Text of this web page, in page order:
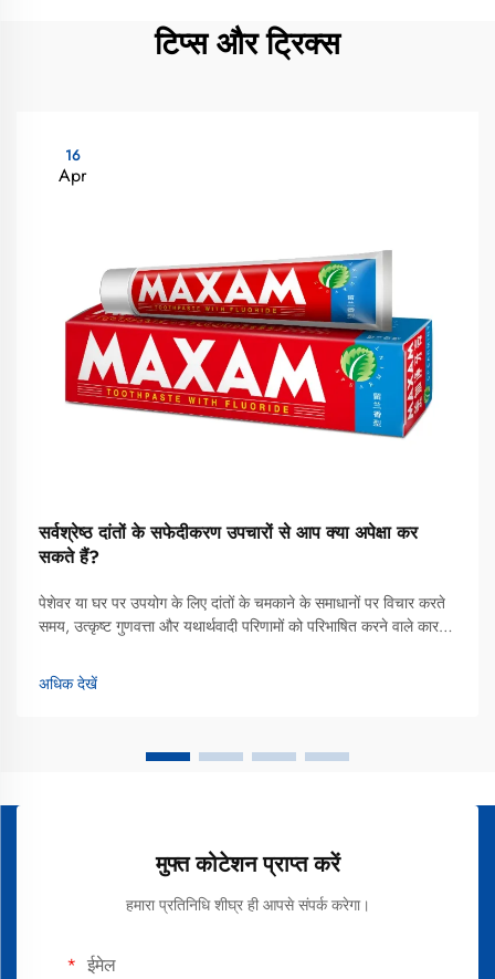
टिप्स और ट्रिक्स
16
Apr
सर्वश्रेष्ठ दांतों के सफेदीकरण उपचारों से आप क्या अपेक्षा कर
सकते हैं?
पेशेवर या घर पर उपयोग के लिए दांतों के चमकाने के समाधानों पर विचार करते
समय, उत्कृष्ट गुणवत्ता और यथार्थवादी परिणामों को परिभाषित करने वाले कारकों
सफेदीकरण उपचार वैज्ञानिक रूप से...
अधिक देखें
मुफ्त कोटेशन प्राप्त करें
हमारा प्रतिनिधि शीघ्र ही आपसे संपर्क करेगा।
ईमेल